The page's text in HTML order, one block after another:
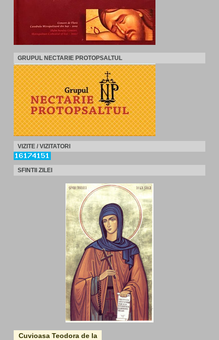
GRUPUL NECTARIE PROTOPSALTUL
VIZITE / VIZITATORI
SFINTII ZILEI
Cuvioasa Teodora de la